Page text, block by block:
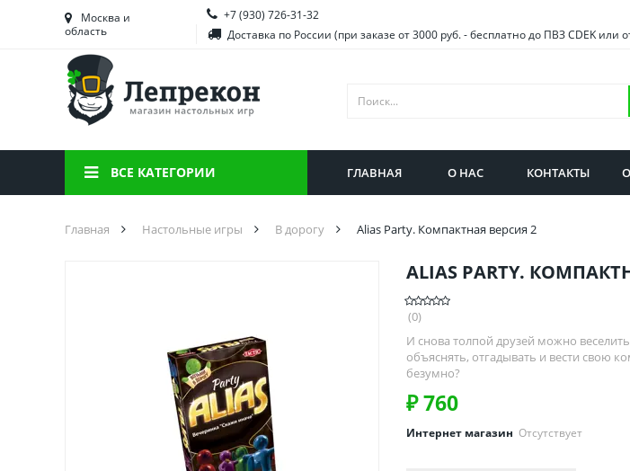
Башкортостан
Брянская область
Вологодская область
Воронежская область
Иркутская область
Москва и
область
+7 (930) 726-31-32
Доставка по России (при заказе от 3000 руб. - бесплатно до ПВЗ CDEK или
ВСЕ КАТЕГОРИИ ГЛАВНАЯ О НАС КОНТАКТЫ
Главная Настольные игры В дорогу Alias Party. Компактная версия 2
ALIAS PARTY.
(0)
И снова толпой друзей можно
объяснять, отгадывать и вести свою
безумно?
₽760
Интернет магазин Отсутствует